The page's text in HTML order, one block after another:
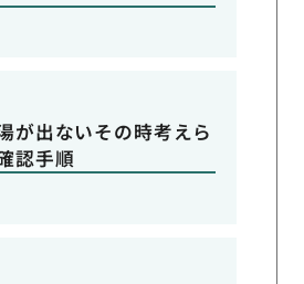
が出ないその時考えら
認手順